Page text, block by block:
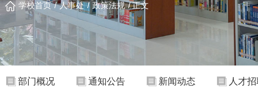
学校首页 / 人事处 / 政策法规 /正文
部门概况 通知公告 新闻动态 人才